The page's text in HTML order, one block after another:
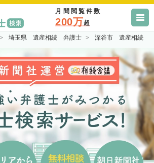
月間閲覧件数
200万超
埼玉県 遺産相続 弁護士 深谷市 遺産相続